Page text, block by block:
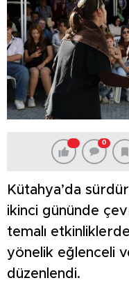
0
Kütahya’da
ikinci gününde
temalı
yönelik eğlenceli
düzenlendi.